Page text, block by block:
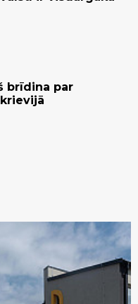
brīdina par